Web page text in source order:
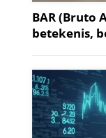
BAR (Bruto
betekenis,